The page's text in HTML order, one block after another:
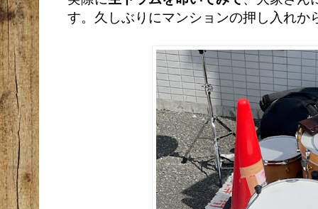
す。久しぶりにマンションの押し入れか